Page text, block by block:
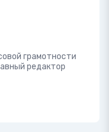
грамотности
редактор